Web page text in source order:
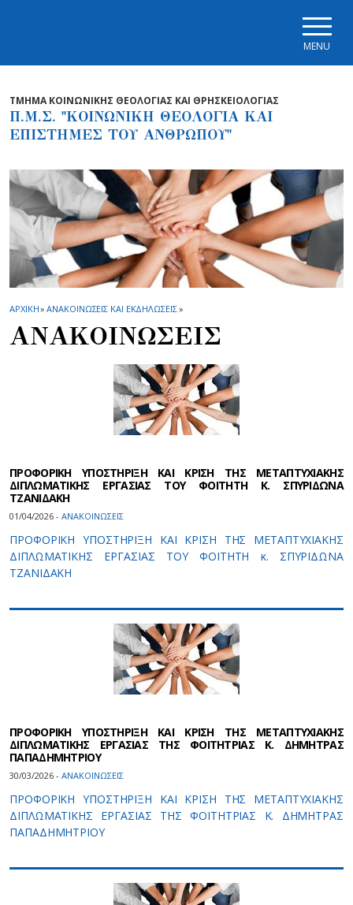
MENU
ΤΜΗΜΑ ΚΟΙΝΩΝΙΚΗΣ ΘΕΟΛΟΓΙΑΣ ΚΑΙ ΘΡΗΣΚΕΙΟΛΟΓΙΑΣ
Π.Μ.Σ. "ΚΟΙΝΩΝΙΚΗ ΘΕΟΛΟΓΙΑ ΚΑΙ
ΕΠΙΣΤΗΜΕΣ ΤΟΥ ΑΝΘΡΩΠΟΥ"
ΑΡΧΙΚΗ» ΑΝΑΚΟΙΝΩΣΕΙΣ ΚΑΙ ΕΚΔΗΛΩΣΕΙΣ»
ΑΝΑΚΟΙΝΩΣΕΙΣ
ΠΡΟΦΟΡΙΚΗ ΥΠΟΣΤΗΡΙΞΗ ΚΑΙ ΚΡΙΣΗ ΤΗΣ ΜΕΤΑΠΤΥΧΙΑΚΗΣ
ΔΙΠΛΩΜΑΤΙΚΗΣ ΕΡΓΑΣΙΑΣ ΤOY ΦΟΙΤΗΤH Κ. ΣΠΥΡΙΔΩΝΑ
ΤΖΑΝΙΔΑΚΗ
01/04/2026 - ΑΝΑΚΟΙΝΩΣΕΙΣ
ΠΡΟΦΟΡΙΚΗ ΥΠΟΣΤΗΡΙΞΗ ΚΑΙ ΚΡΙΣΗ ΤΗΣ ΜΕΤΑΠΤΥΧΙΑΚΗΣ
ΔΙΠΛΩΜΑΤΙΚΗΣ ΕΡΓΑΣΙΑΣ ΤOY ΦΟΙΤΗΤH κ. ΣΠΥΡΙΔΩΝΑ
ΤΖΑΝΙΔΑΚΗ
ΠΡΟΦΟΡΙΚΗ ΥΠΟΣΤΗΡΙΞΗ ΚΑΙ ΚΡΙΣΗ ΤΗΣ ΜΕΤΑΠΤΥΧΙΑΚΗΣ
ΔΙΠΛΩΜΑΤΙΚΗΣ ΕΡΓΑΣΙΑΣ ΤΗΣ ΦΟΙΤΗΤΡΙΑΣ Κ. ΔΗΜΗΤΡΑΣ
ΠΑΠΑΔΗΜΗΤΡΙΟΥ
30/03/2026 - ΑΝΑΚΟΙΝΩΣΕΙΣ
ΠΡΟΦΟΡΙΚΗ ΥΠΟΣΤΗΡΙΞΗ ΚΑΙ ΚΡΙΣΗ ΤΗΣ ΜΕΤΑΠΤΥΧΙΑΚΗΣ
ΔΙΠΛΩΜΑΤΙΚΗΣ ΕΡΓΑΣΙΑΣ ΤΗΣ ΦΟΙΤΗΤΡΙΑΣ Κ. ΔΗΜΗΤΡΑΣ
ΠΑΠΑΔΗΜΗΤΡΙΟΥ